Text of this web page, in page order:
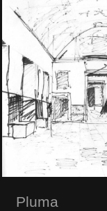
Pluma